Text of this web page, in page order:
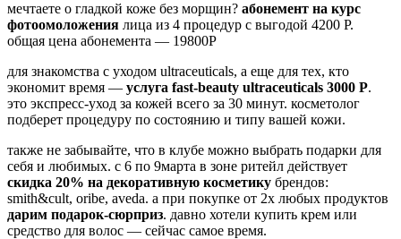
мечтаете о гладкой коже без морщин? абонемент на курс
фотоомоложения лица из 4 процедур с выгодой 4200 Р.
общая цена абонемента — 19800Р
для знакомства с уходом ultraceuticals, а еще для тех, кто
экономит время — услуга fast-beauty ultraceuticals 3000 Р.
это экспресс-уход за кожей всего за 30 минут. косметолог
подберет процедуру по состоянию и типу вашей кожи.
также не забывайте, что в клубе можно выбрать подарки для
себя и любимых. c 6 по 9марта в зоне ритейл действует
скидка 20% на декоративную косметику брендов:
smith&cult, oribe, aveda. а при покупке от 2х любых продуктов
дарим подарок-сюрприз. давно хотели купить крем или
средство для волос — сейчас самое время.